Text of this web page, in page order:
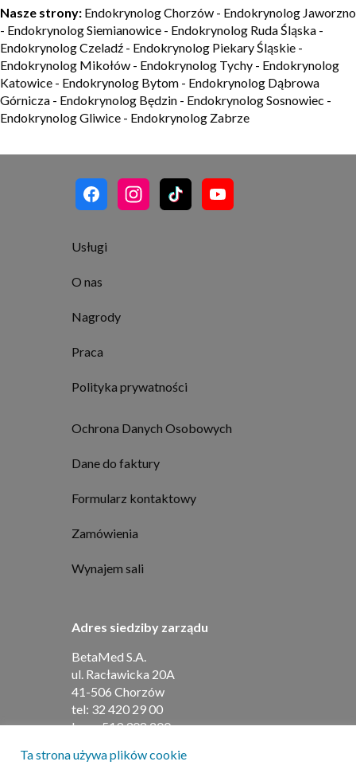
Nasze strony: Endokrynolog Chorzów - Endokrynolog Jaworzno
- Endokrynolog Siemianowice - Endokrynolog Ruda Śląska -
Endokrynolog Czeladź - Endokrynolog Piekary Śląskie -
Endokrynolog Mikołów - Endokrynolog Tychy - Endokrynolog
Katowice - Endokrynolog Bytom - Endokrynolog Dąbrowa
Górnicza - Endokrynolog Będzin - Endokrynolog Sosnowiec -
Endokrynolog Gliwice - Endokrynolog Zabrze
Usługi
O nas
Nagrody
Praca
Polityka prywatności
Ochrona Danych Osobowych
Dane do faktury
Formularz kontaktowy
Zamówienia
Wynajem sali
Adres siedziby zarządu
BetaMed S.A.
ul. Racławicka 20A
41-506 Chorzów
tel: 32 420 29 00
kom:519 308 200
Ta strona używa plików cookie